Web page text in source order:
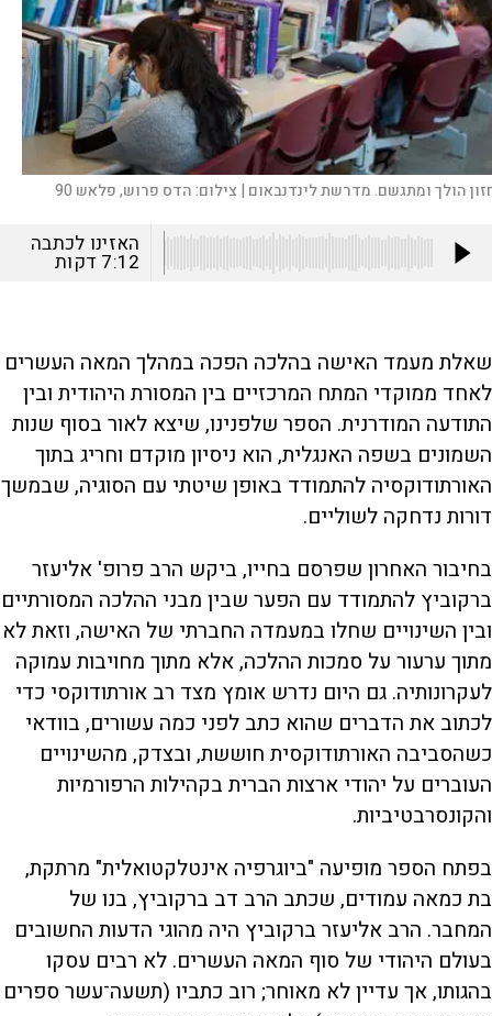
הולך ומתגשם. מדרשת לינדנבאום | צילום:הדס פרוש, פלאש 90
האזינו לכתבה
7:12 דקות
שאלת מעמד האישה בהלכה הפכה במהלך המאה העשרים
לאחד ממוקדי המתח המרכזיים בין המסורת היהודית ובין
התודעה המודרנית. הספר שלפנינו, שיצא לאור בסוף שנות
השמונים בשפה האנגלית, הוא ניסיון מוקדם וחריג בתוך
האורתודוקסיה להתמודד באופן שיטתי עם הסוגיה, שבמשך
דורות נדחקה לשוליים.
בחיבור האחרון שפרסם בחייו, ביקש הרב פרופ' אליעזר
ברקוביץ להתמודד עם הפער שבין מבני ההלכה המסורתיים
ובין השינויים שחלו במעמדה החברתי של האישה, וזאת לא
מתוך ערעור על סמכות ההלכה, אלא מתוך מחויבות עמוקה
לעקרונותיה. גם היום נדרש אומץ מצד רב אורתודוקסי כדי
לכתוב את הדברים שהוא כתב לפני כמה עשורים, בוודאי
כשהסביבה האורתודוקסית חוששת, ובצדק, מהשינויים
העוברים על יהודי ארצות הברית בקהילות הרפורמיות
והקונסרבטיביות.
בפתח הספר מופיעה "ביוגרפיה אינטלקטואלית" מרתקת,
בת כמאה עמודים, שכתב הרב דב ברקוביץ, בנו של
המחבר. הרב אליעזר ברקוביץ היה מהוגי הדעות החשובים
בעולם היהודי של סוף המאה העשרים. לא רבים עסקו
בהגותו, אך עדיין לא מאוחר; רוב כתביו (תשעה־עשר ספרים